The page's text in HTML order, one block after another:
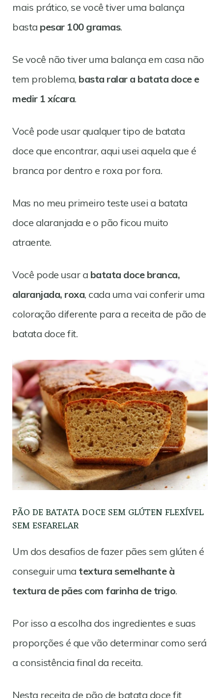
mais prático, se você tiver uma balança
basta pesar 100 gramas.
Se você não tiver uma balança em casa não
tem problema, basta ralar a batata doce e
medir 1 xícara.
Você pode usar qualquer tipo de batata
doce que encontrar, aqui usei aquela que é
branca por dentro e roxa por fora.
Mas no meu primeiro teste usei a batata
doce alaranjada e o pão ficou muito
atraente.
Você pode usar a batata doce branca,
alaranjada, roxa, cada uma vai conferir uma
coloração diferente para a receita de pão de
batata doce fit.
PÃO DE BATATA DOCE SEM GLÚTEN FLEXÍVEL
SEM ESFARELAR
Um dos desafios de fazer pães sem glúten é
conseguir uma textura semelhante à
textura de pães com farinha de trigo.
Por isso a escolha dos ingredientes e suas
proporções é que vão determinar como será
a consistência final da receita.
Nesta receita de pão de batata doce fit